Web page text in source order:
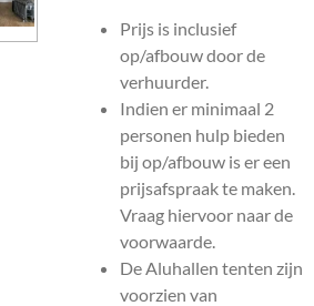
Prijs is inclusief
op/afbouw door de
verhuurder.
Indien er minimaal 2
personen hulp bieden
bij op/afbouw is er een
prijsafspraak te maken.
Vraag hiervoor naar de
voorwaarde.
De Aluhallen tenten zijn
voorzien van